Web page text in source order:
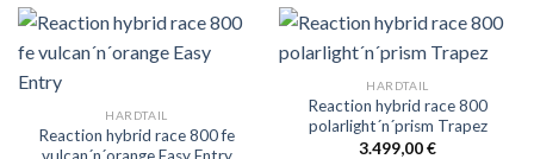
HARDTAIL
Reaction hybrid race 800 fe
HARDTAIL
Reaction hybrid race 800
polarlight´n´prism Trapez
3.499,00€